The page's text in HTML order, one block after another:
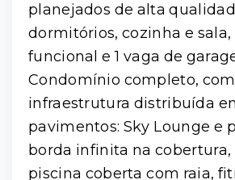
planejados de alta
dormitórios, cozinha e
funcional e 1 vaga de
Condomínio completo, com
infraestrutura distribuída
pavimentos: Sky Lounge e
borda infinita na cobertura,
piscina coberta com raia,